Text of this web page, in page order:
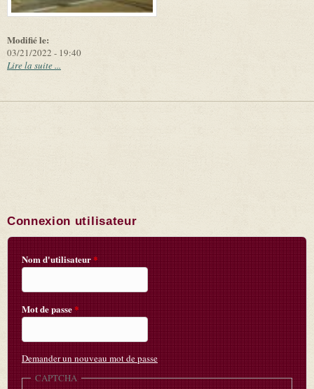
Modifié le:
03/21/2022 - 19:40
Lire la suite ...
Connexion utilisateur
Nom d'utilisateur*
Mot de passe*
Demander un nouveau mot de passe
CAPTCHA